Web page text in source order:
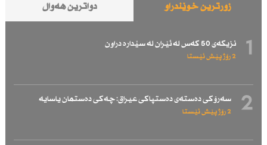
زۆرترین خوێندراو دواترین هەواڵ
1 نزیكەی 50 كەس لە ئێران لە سێدارە دراون
2 رۆژ پێش ئێستا
2 سەرۆكی دەستەی دەستپاكی عیراق: چەكی دەستمان یاسایە
2 رۆژ پێش ئێستا